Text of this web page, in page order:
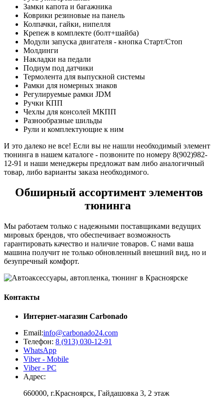
Замки капота и багажника
Коврики резиновые на панель
Колпачки, гайки, нипелля
Крепеж в комплекте (болт+шайба)
Модули запуска двигателя - кнопка Старт/Стоп
Молдинги
Накладки на педали
Подиум под датчики
Термолента для выпускной системы
Рамки для номерных знаков
Регулируемые рамки JDM
Ручки КПП
Чехлы для консолей МКПП
Разнообразные шильды
Рули и комплектующие к ним
И это далеко не все! Если вы не нашли необходимый элемент
тюнинга в нашем каталоге - позвоните по номеру 8(902)982-
12-91 и наши менеджеры предложат вам либо аналогичный
товар, либо варианты заказа необходимого.
Обширный ассортимент элементов
тюнинга
Мы работаем только с надежными поставщиками ведущих
мировых брендов, что обеспечивает возможность
гарантировать качество и наличие товаров. С нами ваша
машина получит не только обновленный внешний вид, но и
безупречный комфорт.
Контакты
Интернет-магазин Carbonado
Email:info@carbonado24.com
Телефон: 8 (913) 030-12-91
WhatsApp
Viber - Mobile
Viber - PC
Адрес:
660000, г.Красноярск, Гайдашовка 3, 2 этаж